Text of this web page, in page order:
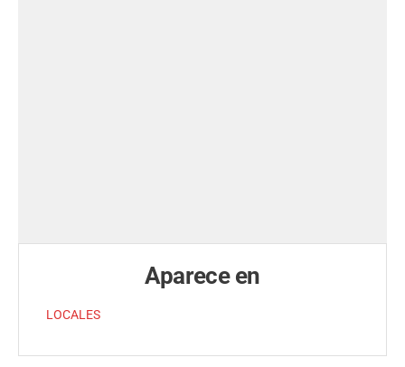
Aparece en
LOCALES